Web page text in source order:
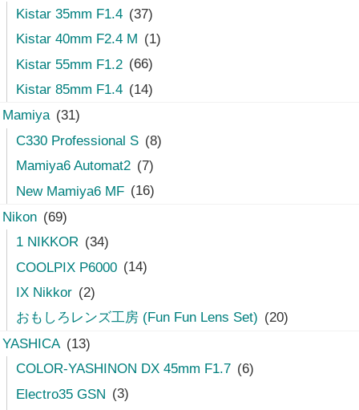
Kistar 35mm F1.4 (37)
Kistar 40mm F2.4 M (1)
Kistar 55mm F1.2 (66)
Kistar 85mm F1.4 (14)
Mamiya (31)
C330 Professional S (8)
Mamiya6 Automat2 (7)
New Mamiya6 MF (16)
Nikon (69)
1 NIKKOR (34)
COOLPIX P6000 (14)
IX Nikkor (2)
おもしろレンズ工房 (Fun Fun Lens Set) (20)
YASHICA (13)
COLOR-YASHINON DX 45mm F1.7 (6)
Electro35 GSN (3)